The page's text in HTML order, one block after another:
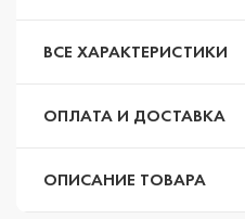
ВСЕ ХАРАКТЕРИСТИКИ
ОПЛАТА И ДОСТАВКА
ОПИСАНИЕ ТОВАРА